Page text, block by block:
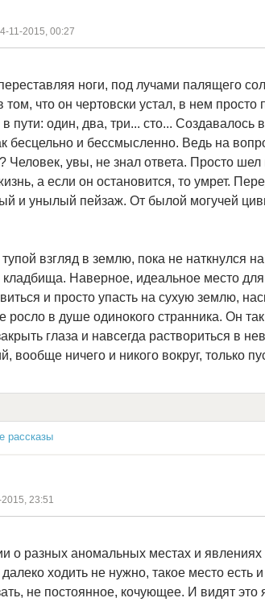
11-2015, 00:27
ноги, под лучами палящего
что он чертовски устал, в нем
пути: один, два, три... сто... Создавалось
бесцельно и бессмысленно. Ведь на
Человек, увы, не знал ответа. Просто
а если он остановится, то умрет.
и унылый пейзаж. От былой могучей
взгляд в землю, пока не наткнулся
кладбища. Наверное, идеальное место
и просто упасть на сухую землю,
в душе одинокого странника. Он
глаза и навсегда раствориться в
вообще ничего и никого вокруг, только
рассказы
23:51
о разных аномальных местах и
ходить не нужно, такое место есть
не постоянное, кочующее. И видят